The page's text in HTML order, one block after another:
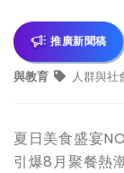
推廣新聞稿
與教育 人群與社
夏日美食盛宴
引爆8月聚餐熱